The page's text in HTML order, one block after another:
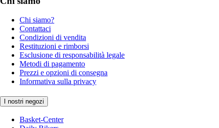
Chi siamo?
Contattaci
Condizioni di vendita
Restituzioni e rimborsi
Esclusione di responsabilità legale
Metodi di pagamento
Prezzi e opzioni di consegna
Informativa sulla privacy
I nostri negozi
Basket-Center